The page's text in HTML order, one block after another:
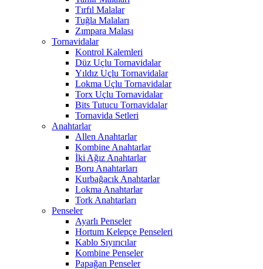
Tırfıl Malalar
Tuğla Malaları
Zımpara Malası
Tornavidalar
Kontrol Kalemleri
Düz Uçlu Tornavidalar
Yıldız Uçlu Tornavidalar
Lokma Uçlu Tornavidalar
Torx Uçlu Tornavidalar
Bits Tutucu Tornavidalar
Tornavida Setleri
Anahtarlar
Allen Anahtarlar
Kombine Anahtarlar
İki Ağız Anahtarlar
Boru Anahtarları
Kurbağacık Anahtarlar
Lokma Anahtarlar
Tork Anahtarları
Penseler
Ayarlı Penseler
Hortum Kelepçe Penseleri
Kablo Sıyırıcılar
Kombine Penseler
Papağan Penseler